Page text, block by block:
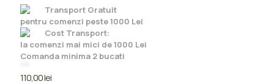
Transport Gratuit
pentru comenzi peste 1000 Lei
Cost Transport:
la comenzi mai mici de 1000 Lei
Comanda minima 2 bucati
110,00lei